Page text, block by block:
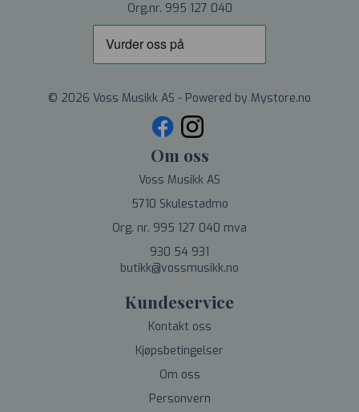
Org.nr. 995 127 040
© 2026 Voss Musikk AS - Powered by Mystore.no
Om oss
Voss Musikk AS
5710 Skulestadmo
Org. nr. 995 127 040 mva
930 54 931
butikk@vossmusikk.no
Kundeservice
Kontakt oss
Kjøpsbetingelser
Om oss
Personvern